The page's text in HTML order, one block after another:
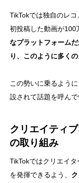
TikTokでは独自のレ
初投稿した動画が100
なプラットフォーム
り、このように多く
この勢いに乗るよう
設されて話題を呼んで
クリエイティ
の取り組み
TikTokではクリエイ
を発揮できるよう、